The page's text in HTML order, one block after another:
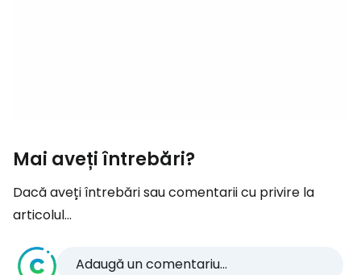
Mai aveți întrebări?
Dacă aveți întrebări sau comentarii cu privire la
articolul...
Adaugă un comentariu...